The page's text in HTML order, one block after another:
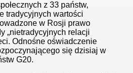
z 33 państw,
tradycyjnych wartości
w Rosji prawo
„nietradycyjnych relacji
Odnośne oświadczenie
się dzisiaj w
G20.